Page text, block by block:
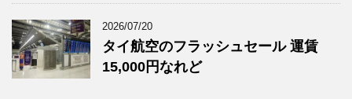
2026/07/20
タイ航空のフラッシュセール 運賃
15,000円なれど